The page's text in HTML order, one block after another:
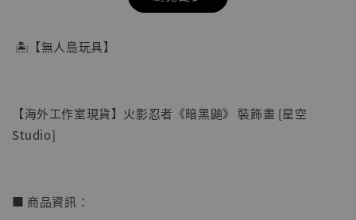
🏝【無人島玩具】
【海外工作室現貨】火影忍者《暗黑鼬》 裝飾畫 [星空
Studio]
■ 商品資訊：